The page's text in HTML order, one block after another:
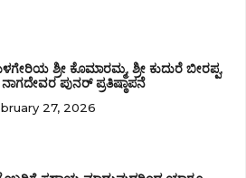
ಶ್ರೀ ಕೊಮಾರಮ್ಮ, ಶ್ರೀ ಕುದುರೆ ಬೀರಪ್ಪ,
ನಾಗದೇವರ ಪುನರ್ ಪ್ರತಿಷ್ಠಾಪನೆ
27, 2026